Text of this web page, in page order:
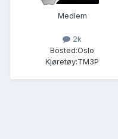
Medlem
2k
Bosted:Oslo
Kjøretøy:TM3P